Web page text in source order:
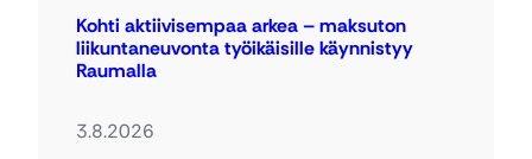
Kohti aktiivisempaa arkea – maksuton
liikuntaneuvonta työikäisille käynnistyy
Raumalla
3.8.2026